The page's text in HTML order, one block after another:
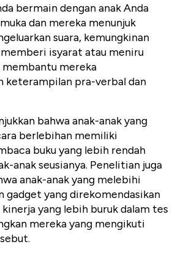
bermain dengan anak Anda
dan mereka menunjuk
suara, kemungkinan
memberi isyarat atau meniru
membantu mereka
keterampilan pra-verbal dan
bahwa anak-anak yang
berlebihan memiliki
buku yang lebih rendah
anak seusianya. Penelitian juga
anak-anak yang melebihi
gadget yang direkomendasikan
yang lebih buruk dalam tes
mereka yang mengikuti